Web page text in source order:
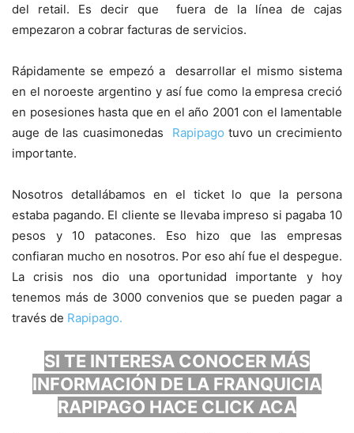
del retail. Es decir que fuera de la línea de cajas
empezaron a cobrar facturas de servicios.
Rápidamente se empezó a desarrollar el mismo sistema
en el noroeste argentino y así fue como la empresa creció
en posesiones hasta que en el año 2001 con el lamentable
auge de las cuasimonedas Rapipago tuvo un crecimiento
importante.
Nosotros detallábamos en el ticket lo que la persona
estaba pagando. El cliente se llevaba impreso si pagaba 10
pesos y 10 patacones. Eso hizo que las empresas
confiaran mucho en nosotros. Por eso ahí fue el despegue.
La crisis nos dio una oportunidad importante y hoy
tenemos más de 3000 convenios que se pueden pagar a
través de Rapipago.
SI TE INTERESA CONOCER MÁS
INFORMACIÓN DE LA FRANQUICIA
RAPIPAGO HACE CLICK ACA